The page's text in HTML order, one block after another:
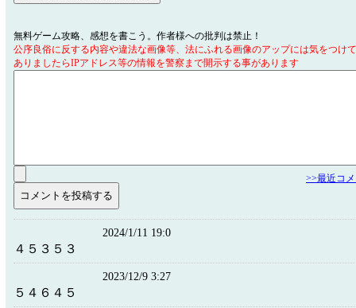
無料ゲーム攻略、感想を書こう。作者様への批判は禁止！
公序良俗に反する内容や違法な画像等、法にふれる画像のアップには気をつけ
ありましたらIPアドレス等の情報を警察まで開示する事があります
>>最近コ
2024/1/11 19:0
４５３５３
2023/12/9 3:27
５４６４５